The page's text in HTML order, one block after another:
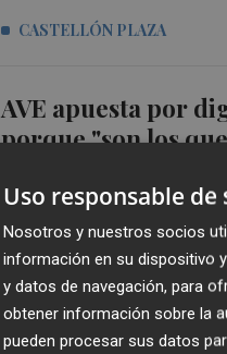
CASTELLÓN PLAZA
AVE apuesta por
porque "son los
CASTELLÓN PLAZA
El brote de covid-
barrios y dispara
Uso responsable de
Nosotros y nuestros socios
información en su dispositivo
y datos de navegación, para
obtener información sobre la
pueden procesar sus datos